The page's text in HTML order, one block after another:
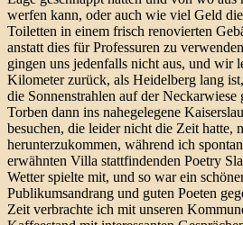
werfen kann, oder auch wie viel Geld
Toiletten in einem frisch renovierten
anstatt dies für Professuren zu
gingen uns jedenfalls nicht aus, und wir
Kilometer zurück, als Heidelberg lang
die Sonnenstrahlen auf der Neckarwiese
Torben dann ins nahegelegene
besuchen, die leider nicht die Zeit hatte,
herunterzukommen, während ich
erwähnten Villa stattfindenden Poetry
Wetter spielte mit, und so war ein
Publikumsandrang und guten Poeten
Zeit verbrachte ich mit unseren